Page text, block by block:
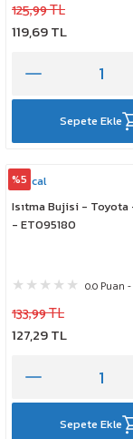
125,99 TL
119,69 TL
Sepete Ekle
%5
Rescal
Isıtma Bujisi - Toyota
- ET095180
0.0 Puan
133,99 TL
127,29 TL
Sepete Ekle